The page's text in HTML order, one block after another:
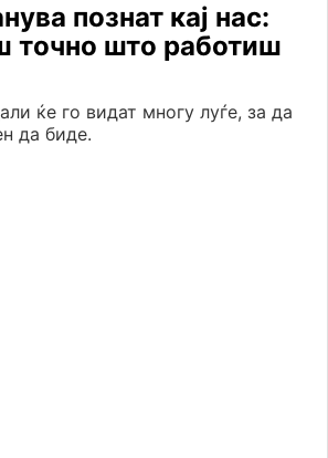
познат кај нас:
точно што работиш
ќе го видат многу луѓе, за да
да биде.